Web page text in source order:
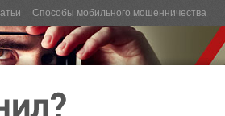
Способы мобильного мошенничества